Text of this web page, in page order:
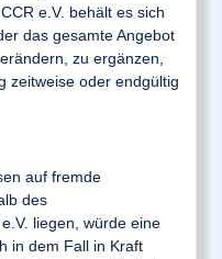
e.V. behält es sich
das gesamte Angebot
zu ergänzen,
zeitweise oder endgültig
auf fremde
des
liegen, würde eine
in dem Fall in Kraft